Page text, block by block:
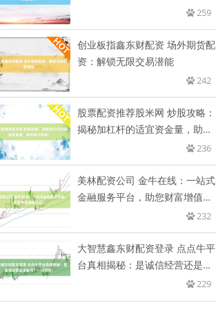
259
创业板指鑫东财配资 场外期货配
资：解锁无限交易潜能
242
股票配资推荐股米网 炒股攻略：
揭秘加杠杆的适宜资金量，助你
236
美林配资公司 金牛在线：一站式
金融服务平台，助您财富增值无
232
大智慧鑫东财配资登录 点点牛平
台真相揭秘：是诚信经营还是骗
229